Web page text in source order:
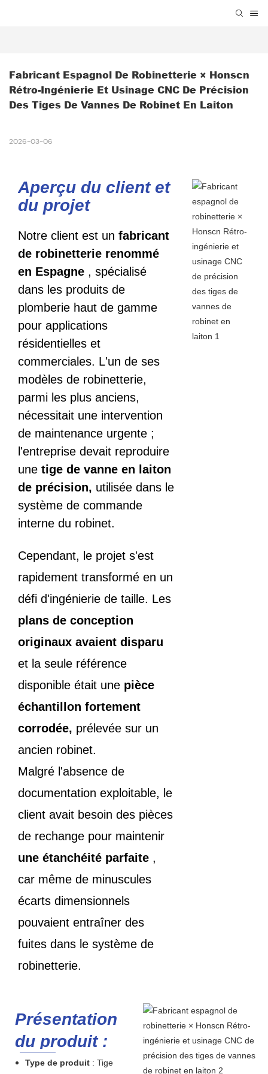
Fabricant Espagnol De Robinetterie × Honscn
Rétro-Ingénierie Et Usinage CNC De Précision
Des Tiges De Vannes De Robinet En Laiton
2026-03-06
Aperçu du client et
du projet
Notre client est un fabricant
de robinetterie renommé
en Espagne , spécialisé
dans les produits de
plomberie haut de gamme
pour applications
résidentielles et
commerciales. L'un de ses
modèles de robinetterie,
parmi les plus anciens,
nécessitait une intervention
de maintenance urgente ;
l'entreprise devait reproduire
une tige de vanne en laiton
de précision, utilisée dans le
système de commande
interne du robinet.
Cependant, le projet s'est
rapidement transformé en un
défi d'ingénierie de taille. Les
plans de conception
originaux avaient disparu
et la seule référence
disponible était une pièce
échantillon fortement
corrodée, prélevée sur un
ancien robinet.
Malgré l'absence de
documentation exploitable, le
client avait besoin des pièces
de rechange pour maintenir
une étanchéité parfaite ,
car même de minuscules
écarts dimensionnels
pouvaient entraîner des
fuites dans le système de
robinetterie.
Présentation
du produit :
Tige de
Type de produit: Tige